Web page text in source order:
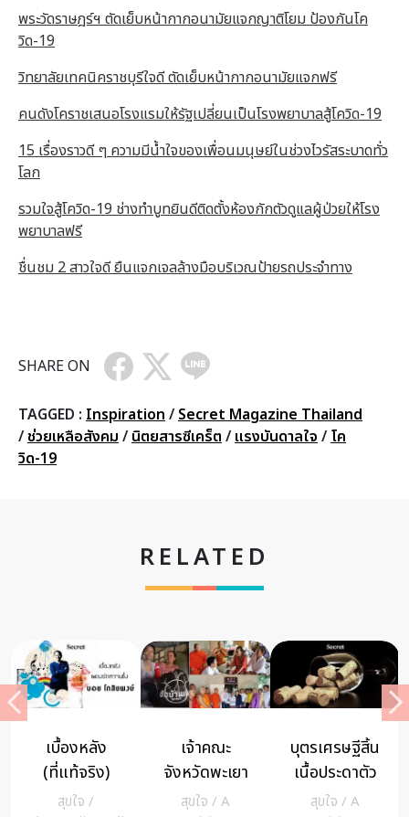
พระวัดราษฎร์ฯ ตัดเย็บหน้ากากอนามัยแจกญาติโยม ป้องกันโค
วิด-19
วิทยาลัยเทคนิคราชบุรีใจดี ตัดเย็บหน้ากากอนามัยแจกฟรี
คนดังโคราชเสนอโรงแรมให้รัฐเปลี่ยนเป็นโรงพยาบาลสู้โควิด-19
15 เรื่องราวดี ๆ ความมีน้ำใจของเพื่อนมนุษย์ในช่วงไวรัสระบาดทั่ว
โลก
รวมใจสู้โควิด-19 ช่างทำบูทยินดีติดตั้งห้องกักตัวดูแลผู้ป่วยให้โรง
พยาบาลฟรี
ชื่นชม 2 สาวใจดี ยืนแจกเจลล้างมือบริเวณป้ายรถประจำทาง
SHARE ON
TAGGED : Inspiration / Secret Magazine Thailand
/ช่วยเหลือสังคม / นิตยสารซีเคร็ต / แรงบันดาลใจ / โค
วิด-19
RELATED
เปิดความลับ!!!
ช่วงชีวิตที่เคย
ศึกษาธรรมะ
สุขใจ /
งานจิตอาสา
ทางธรรมคือ
ความสุขของ
สุขใจ / A
ปัญหาธรรม
ประจำวันนี้: ผู้
ที่ประกอบ
MIND/